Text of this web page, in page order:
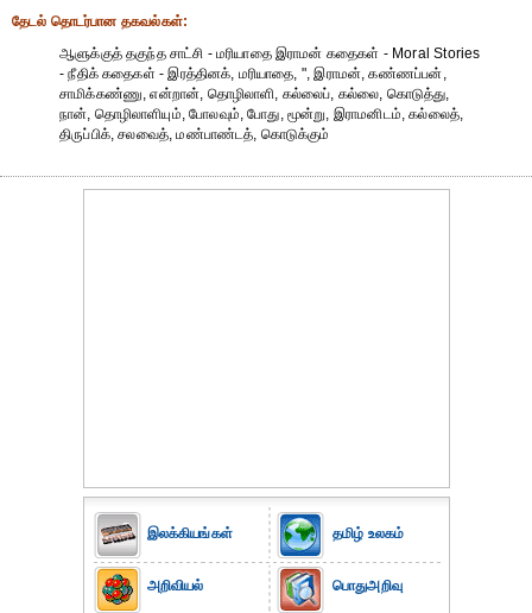
தேட‌ல் தொட‌ர்பான தகவ‌ல்க‌ள்:
ஆளுக்குத் தகுந்த சாட்சி - மரியாதை இராமன் கதைகள் - Moral Stories
- நீதிக் கதைகள் - இரத்தினக், மரியாதை, ", இராமன், கண்ணப்பன்,
சாமிக்கண்ணு, என்றான், தொழிலாளி, கல்லைப், கல்லை, கொடுத்து,
நான், தொழிலாளியும், போலவும், போது, மூன்று, இராமனிடம், கல்லைத்,
திருப்பிக், சலவைத், மண்பாண்டத், கொடுக்கும்
இலக்கியங்கள்
அறிவியல்
தமிழ் உலகம்
பொதுஅறிவு